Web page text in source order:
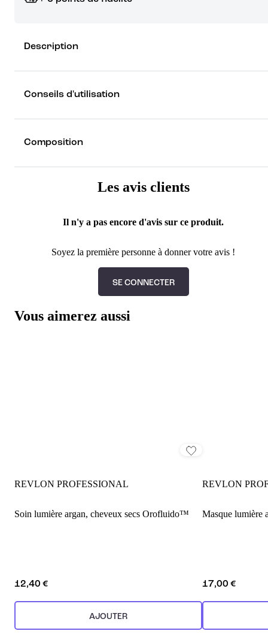
rêver !
Découvrez les récompenses
Description
Conseils d'utilisation
Composition
Les avis clients
Il n'y a pas encore d'avis sur ce produit.
Soyez la première personne à donner votre avis !
SE CONNECTER
Vous aimerez aussi
REVLON PROFESSIONAL
Soin lumière argan, cheveux secs Orofluido™
12,40 €
AJOUTER
REVLON
Masque lumière
17,00 €